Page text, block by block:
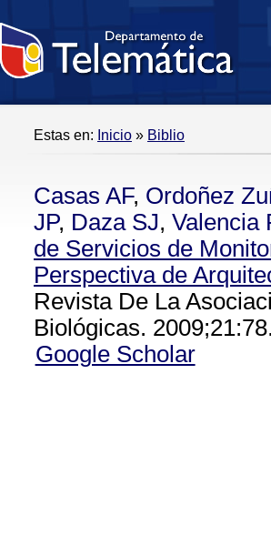
Estas en: Inicio » Biblio
Casas AF, Ordoñez
JP, Daza SJ, Valencia
de Servicios de
Perspectiva de
Revista De La
Biológicas. 2009;21:78.
Google Scholar